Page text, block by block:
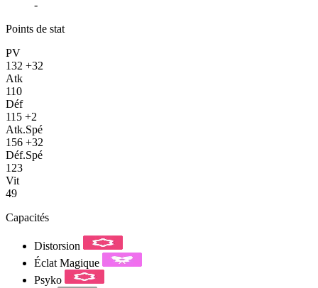
-
Points de stat
PV
132 +32
Atk
110
Déf
115 +2
Atk.Spé
156 +32
Déf.Spé
123
Vit
49
Capacités
Distorsion
Éclat Magique
Psyko